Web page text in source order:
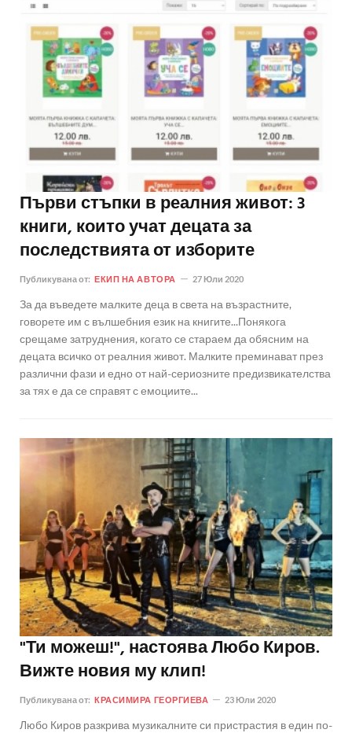
Първи стъпки в реалния живот: 3
книги, които учат децата за
последствията от изборите
Публикувана от: ЕКИП НА АВТОРА 27 Юли 2020
За да въведете малките деца в света на възрастните,
говорете им с вълшебния език на книгите...Понякога
срещаме затруднения, когато се стараем да обясним на
децата всичко от реалния живот. Малките преминават през
различни фази и едно от най-сериозните предизвикателства
за тях е да се справят с емоциите...
"Ти можеш!", настоява Любо Киров.
Вижте новия му клип!
Публикувана от: КРАСИМИРА ГЕОРГИЕВА 23 Юли 2020
Любо Киров разкрива музикалните си пристрастия в един по-